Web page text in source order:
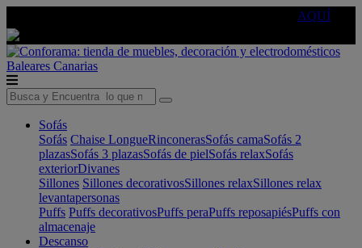
AQUÍ
Baleares Canarias
Sofás
Sofás Chaise LongueRinconerasSofás camaSofás 2
plazasSofás 3 plazasSofás de pielSofás relaxSofás
exteriorDivanes
Sillones Sillones decorativosSillones relaxSillones relax
levantapersonas
Puffs Puffs decorativosPuffs peraPuffs reposapiésPuffs con
almacenaje
Descanso